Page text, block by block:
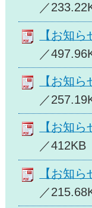
／
【お知
／
【お知
／
【お知
／412KB
【お知
／